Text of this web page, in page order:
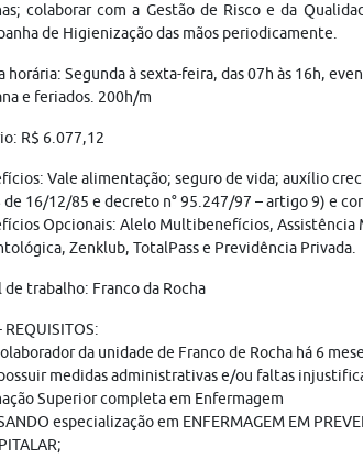
colaborar com a Gestão de Risco e da
de Higienização das mãos periodicamente.
horária: Segunda à sexta-feira, das 07h às 16h,
e feriados. 200h/m
R$ 6.077,12
Vale alimentação; seguro de vida; auxílio
de 16/12/85 e decreto n° 95.247/97 – artigo 9) e
Opcionais: Alelo Multibenefícios,
Zenklub, TotalPass e Previdência Privada.
de trabalho: Franco da Rocha
REQUISITOS:
da unidade de Franco de Rocha há 6
medidas administrativas e/ou faltas
Superior completa em Enfermagem
especialização em ENFERMAGEM EM